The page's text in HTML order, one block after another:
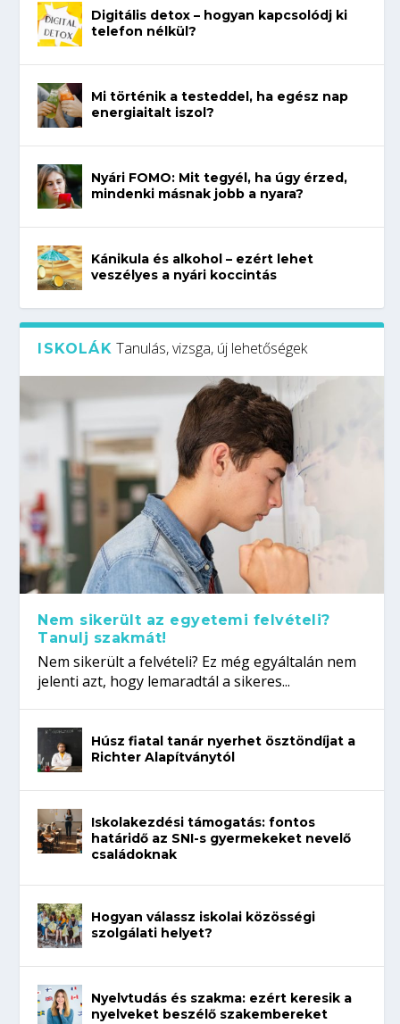
Digitális detox – hogyan kapcsolódj ki
telefon nélkül?
Mi történik a testeddel, ha egész nap
energiaitalt iszol?
Nyári FOMO: Mit tegyél, ha úgy érzed,
mindenki másnak jobb a nyara?
Kánikula és alkohol – ezért lehet
veszélyes a nyári koccintás
ISKOLÁK Tanulás, vizsga, új lehetőségek
Nem sikerült az egyetemi felvételi?
Tanulj szakmát!
Nem sikerült a felvételi? Ez még egyáltalán nem
jelenti azt, hogy lemaradtál a sikeres...
Húsz fiatal tanár nyerhet ösztöndíjat a
Richter Alapítványtól
Iskolakezdési támogatás: fontos
határidő az SNI-s gyermekeket nevelő
családoknak
Hogyan válassz iskolai közösségi
szolgálati helyet?
Nyelvtudás és szakma: ezért keresik a
nyelveket beszélő szakembereket